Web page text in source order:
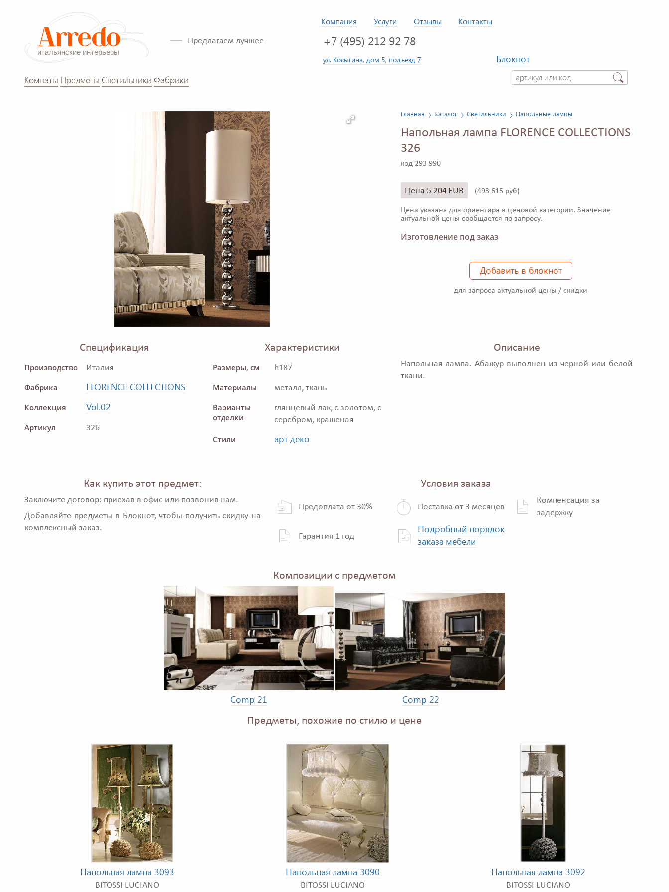
Компания Услуги Отзывы Контакты
Предлагаем лучшее +7 (495) 212 92 78
ул. Косыгина, дом 5, подъезд 7
Блокнот
Комнаты Предметы Светильники Фабрики
Главная Каталог Светильники Напольные лампы
Напольная лампа FLORENCE COLLECTIONS
326
код 293 990
Цена 5 204 EUR (493 615 руб)
Цена указана для ориентира в ценовой категории. Значение
актуальной цены сообщается по запросу.
Изготовление под заказ
Добавить в блокнот
для запроса актуальной цены / скидки
Спецификация
Производство Италия
Фабрика FLORENCE COLLECTIONS
Коллекция Vol.02
Артикул 326
Характеристики
Размеры, см h187
Материалы металл, ткань
Варианты
отделки
глянцевый лак, с золотом, с
серебром, крашеная
Стили арт деко
Описание
Напольная лампа. Абажур выполнен из черной или белой
ткани.
Как купить этот предмет:
Заключите договор: приехав в офис или позвонив нам.
Добавляйте предметы в Блокнот, чтобы получить скидку на
комплексный заказ.
Условия заказа
Предоплата от 30% Поставка от 3 месяцев
Компенсация за
задержку
Гарантия 1 год
Подробный порядок
заказа мебели
Композиции с предметом
Comp 21 Comp 22
Предметы, похожие по стилю и цене
Напольная лампа 3093
BITOSSI LUCIANO
Напольная лампа 3090
BITOSSI LUCIANO
Напольная лампа 3092
BITOSSI LUCIANO